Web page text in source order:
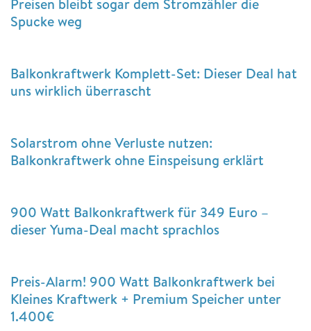
Preisen bleibt sogar dem Stromzähler die
Spucke weg
Balkonkraftwerk Komplett-Set: Dieser Deal hat
uns wirklich überrascht
Solarstrom ohne Verluste nutzen:
Balkonkraftwerk ohne Einspeisung erklärt
900 Watt Balkonkraftwerk für 349 Euro –
dieser Yuma-Deal macht sprachlos
Preis-Alarm! 900 Watt Balkonkraftwerk bei
Kleines Kraftwerk + Premium Speicher unter
1.400€